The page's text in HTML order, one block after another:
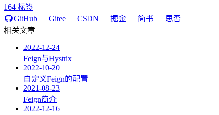
164 标签
GitHub
Gitee CSDN 掘金 简书
思否
相关文章
2022-12-24
Feign与Hystrix
2022-10-20
自定义Feign的配置
2021-08-23
Feign简介
2022-12-16